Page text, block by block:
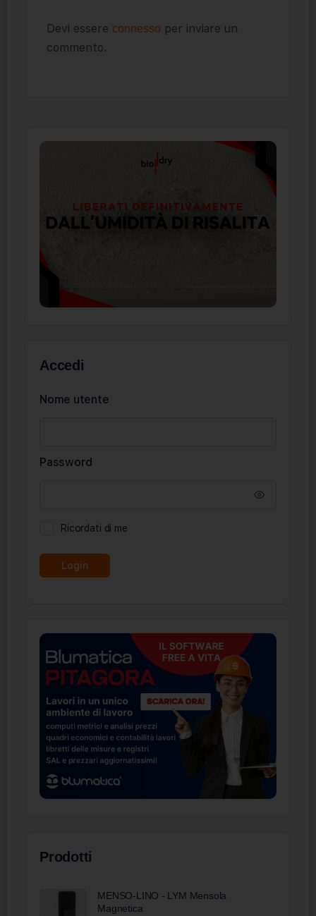
Devi essere connesso per inviare un
commento.
Accedi
Nome utente
Password
Ricordati di me
Prodotti
MENSO-LINO - LYM Mensola
Magnetica